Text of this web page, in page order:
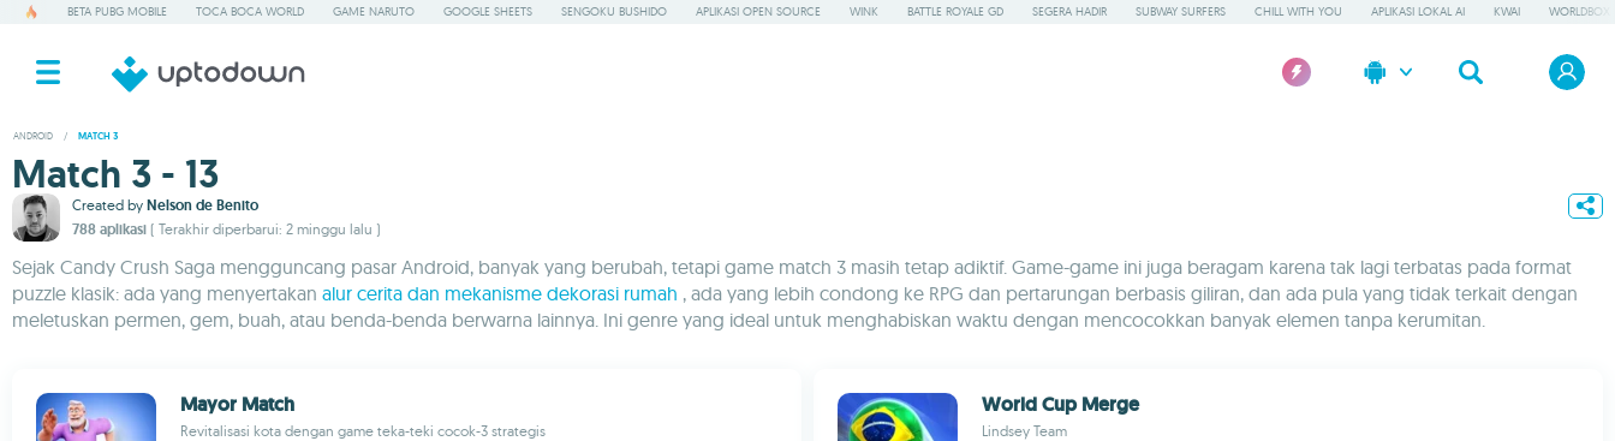
BETA PUBG MOBILE TOCA BOCA WORLD GAME NARUTO GOOGLE SHEETS SENGOKU BUSHIDO APLIKASI OPEN SOURCE WINK BATTLE ROYALE GD SEGERA HADIR SUBWAY SURFERS CHILL WITH YOU APLIKASI LOKAL AI KWAI WORLDBOX
ANDROID / MATCH 3
Match 3 - 13
Created by Nelson de Benito
788 aplikasi ( Terakhir diperbarui: 2 minggu lalu )
Sejak Candy Crush Saga mengguncang pasar Android, banyak yang berubah, tetapi game match 3 masih tetap adiktif. Game-game ini juga beragam karena tak lagi terbatas pada format
puzzle klasik: ada yang menyertakan alur cerita dan mekanisme dekorasi rumah , ada yang lebih condong ke RPG dan pertarungan berbasis giliran, dan ada pula yang tidak terkait dengan
meletuskan permen, gem, buah, atau benda-benda berwarna lainnya. Ini genre yang ideal untuk menghabiskan waktu dengan mencocokkan banyak elemen tanpa kerumitan.
Mayor Match
Revitalisasi kota dengan game teka-teki cocok-3 strategis
World Cup Merge
Lindsey Team